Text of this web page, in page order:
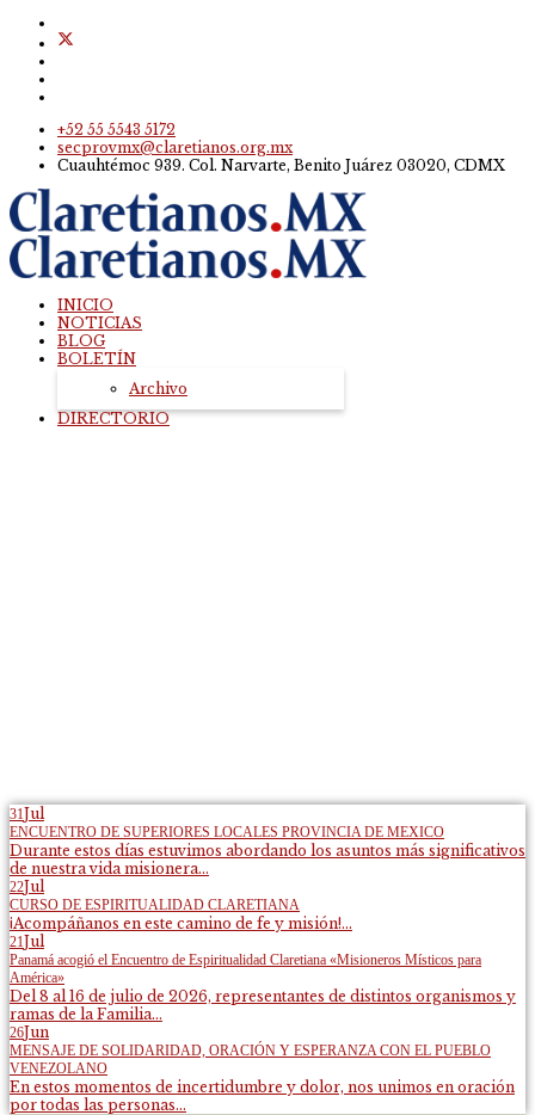
+52 55 5543 5172
secprovmx@claretianos.org.mx
Cuauhtémoc 939. Col. Narvarte, Benito Juárez 03020, CDMX
INICIO
NOTICIAS
BLOG
BOLETÍN
Archivo
DIRECTORIO
31Jul
ENCUENTRO DE SUPERIORES LOCALES PROVINCIA DE MEXICO
Durante estos días estuvimos abordando los asuntos más significativos
de nuestra vida misionera...
22Jul
CURSO DE ESPIRITUALIDAD CLARETIANA
¡Acompáñanos en este camino de fe y misión!...
21Jul
Panamá acogió el Encuentro de Espiritualidad Claretiana «Misioneros Místicos para
América»
Del 8 al 16 de julio de 2026, representantes de distintos organismos y
ramas de la Familia...
26Jun
MENSAJE DE SOLIDARIDAD, ORACIÓN Y ESPERANZA CON EL PUEBLO
VENEZOLANO
En estos momentos de incertidumbre y dolor, nos unimos en oración
por todas las personas...